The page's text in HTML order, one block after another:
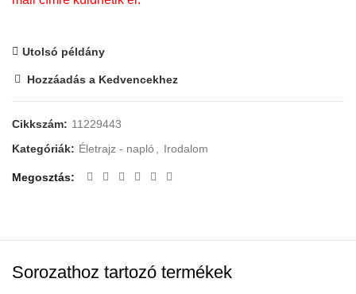
Utolsó példány
Hozzáadás a Kedvencekhez
Cikkszám: 11229443
Kategóriák: Életrajz - napló Irodalom
Megosztás
Sorozathoz tartozó termékek